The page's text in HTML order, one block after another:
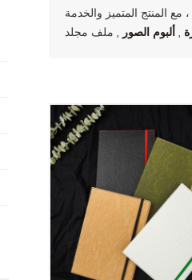
مع المنتج المتميز والخدمة ،
,ألبوم الصور